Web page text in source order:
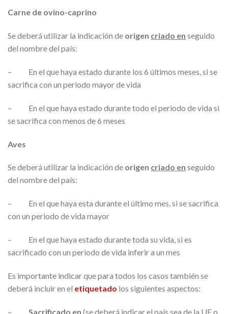
Carne de ovino-caprino
Se deberá utilizar la indicación de origen criado en seguido
del nombre del país:
– En el que haya estado durante los 6 últimos meses, si se
sacrifica con un periodo mayor de vida
– En el que haya estado durante todo el periodo de vida si
se sacrifica con menos de 6 meses
Aves
Se deberá utilizar la indicación de origen criado en seguido
del nombre del país:
– En el que haya esta durante el último mes, si se sacrifica
con un periodo de vida mayor
– En el que haya estado durante toda su vida, si es
sacrificado con un periodo de vida inferir a un mes
Es importante indicar que para todos los casos también se
deberá incluir en el etiquetado los siguientes aspectos:
– Sacrificado en (se deberá indicar el país sea de la UE o